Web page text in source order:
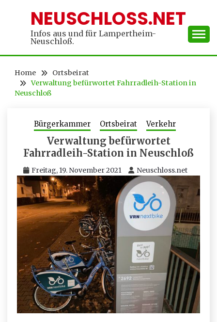
NEUSCHLOSS.NET
Infos aus und für Lampertheim-
Neuschloß.
Home
Ortsbeirat
Verwaltung befürwortet Fahrradleih-Station in
Neuschloß
Bürgerkammer Ortsbeirat Verkehr
Verwaltung befürwortet
Fahrradleih-Station in Neuschloß
Freitag, 19. November 2021 Neuschloss.net